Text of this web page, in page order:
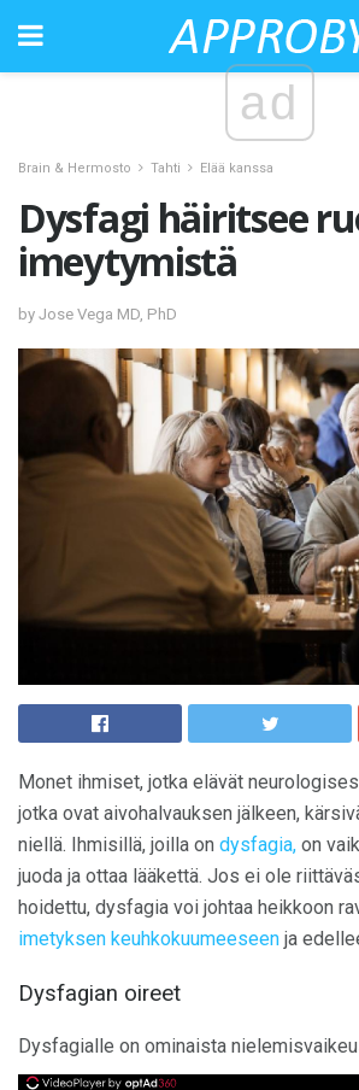
ad
Brain & Hermosto Tahti Elää kanssa
Dysfagi häiritsee
imeytymistä
by Jose Vega MD, PhD
Monet ihmiset, jotka elävät
jotka ovat aivohalvauksen jälkeen,
niellä. Ihmisillä, joilla on dysfagia, on
juoda ja ottaa lääkettä. Jos ei ole
hoidettu, dysfagia voi johtaa heikkoon
imetyksen keuhkokuumeeseen ja
Dysfagian oireet
Dysfagialle on ominaista